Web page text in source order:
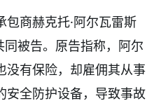
商赫克托·阿尔瓦雷斯
同被告。原告指称，阿尔
没有保险，却雇佣其从事
安全防护设备，导致事故